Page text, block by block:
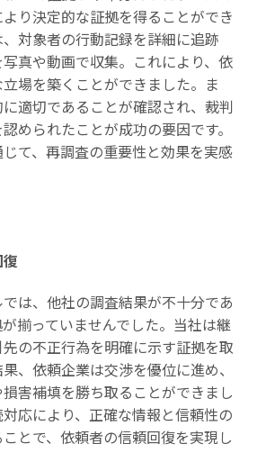
り決定的な証拠を得ることができ
対象者の行動記録を詳細に追跡
真や動画で収集。これにより、依
場を築くことができました。ま
適切であることが確認され、裁判
められたことが成功の要因です。
て、再調査の重要性と効果を実感
は、他社の調査結果が不十分であ
揃っていませんでした。当社は継
の不正行為を明確に示す証拠を取
、依頼企業は交渉を優位に進め、
害補填を勝ち取ることができまし
応により、正確な情報と信頼性の
とで、依頼者の信頼回復を実現し